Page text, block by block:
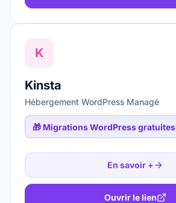
K
Kinsta
Hébergement WordPress Managé
🎁 Migrations WordPress gratuites
En savoir +
Ouvrir le lien